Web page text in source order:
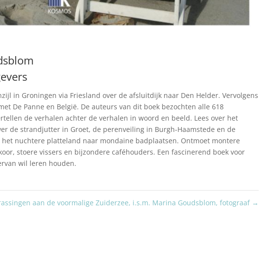
in Groningen via Friesland over de afsluitdijk naar Den Helder. Vervolgens
De Panne en België. De auteurs van dit boek bezochten alle 618
de verhalen achter de verhalen in woord en beeld. Lees over het
de strandjutter in Groet, de perenveiling in Burgh-Haamstede en de
het nuchtere platteland naar mondaine badplaatsen. Ontmoet montere
stoere vissers en bijzondere caféhouders. Een fascinerend boek voor
wil leren houden.
aan de voormalige Zuiderzee, i.s.m. Marina Goudsblom, fotograaf →